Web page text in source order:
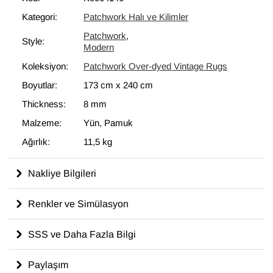
Kategori:
Patchwork Halı ve Kilimler
Style:
Patchwork,
Modern
Koleksiyon:
Patchwork Over-dyed Vintage Rugs
Boyutlar:
173 cm x 240 cm
Thickness:
8 mm
Malzeme:
Yün, Pamuk
Ağırlık:
11,5 kg
Nakliye Bilgileri
Renkler ve Simülasyon
SSS ve Daha Fazla Bilgi
Paylaşım